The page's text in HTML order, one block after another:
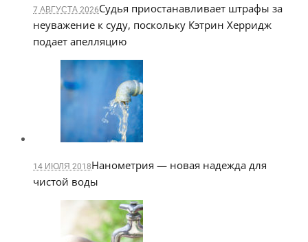
7 АВГУСТА 2026Судья приостанавливает штрафы за
неуважение к суду, поскольку Кэтрин Херридж
подает апелляцию
14 ИЮЛЯ 2018Нанометрия — новая надежда для
чистой воды